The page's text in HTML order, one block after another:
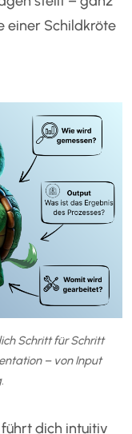
einer Schildkröte
Schritt für Schritt
– von Input
führt dich intuitiv